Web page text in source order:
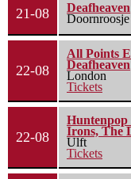
21-08
Deafheaven
22-08
All Points
Deafheaven
London
Tickets
22-08
Huntenpop
Irons, The
Ulft
Tickets